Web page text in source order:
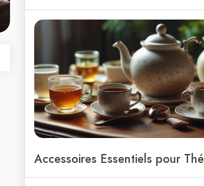
Accessoires Essentiels pour Thé